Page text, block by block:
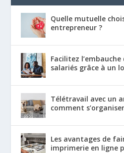
Quelle mutuelle
entrepreneur ?
Facilitez
salariés grâce à un
Télétravail avec un
comment
Les avantages de
imprimerie en ligne